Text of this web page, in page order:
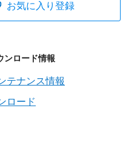
お気に入り登録
ンロード情報
テナンス情報
ロード